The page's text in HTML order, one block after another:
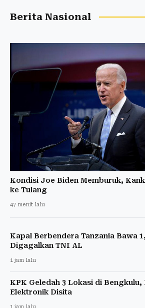
Berita Nasional
Kondisi Joe Biden Memburuk,
ke Tulang
47 menit lalu
Kapal Berbendera Tanzania Bawa
Digagalkan TNI AL
1 jam lalu
KPK Geledah 3 Lokasi di Bengkulu,
Elektronik Disita
1 jam lalu